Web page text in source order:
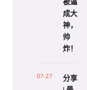
成大
神，
帅
炸！
07-27
分享